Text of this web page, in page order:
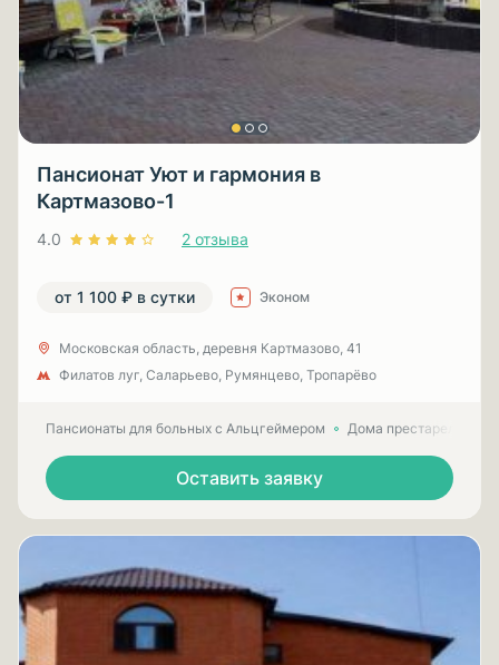
Пансионат Уют и гармония в
Картмазово-1
4.0 2 отзыва
от 1 100 ₽ в сутки Эконом
Московская область, деревня Картмазово, 41
Филатов луг, Саларьево, Румянцево, Тропарёво
Пансионаты для больных с Альцгеймером Дома престарелых
Оставить заявку